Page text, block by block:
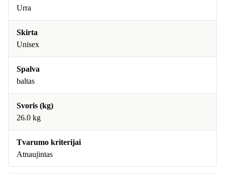
Urra
Skirta
Unisex
Spalva
baltas
Svoris (kg)
26.0 kg
Tvarumo kriterijai
Atnaujintas